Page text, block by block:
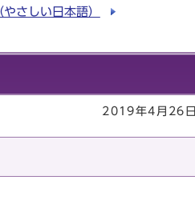
さしい日本語）
2019年4月26日